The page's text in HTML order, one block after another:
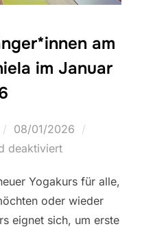
am
im Januar
Veröffentlicht
am
08/01/2026
deaktiviert
Yogakurs für alle,
oder wieder
eignet sich, um erste